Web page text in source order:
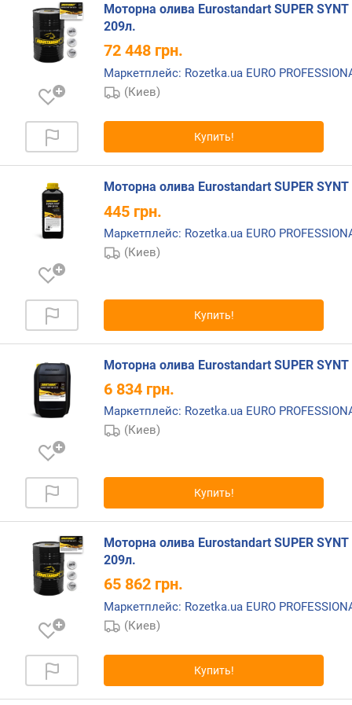
д
л
о
ж
н
б
ъ
е
л
с
о
т
в
с
т
в
е
с
т
н
д
р
а
J
Моторна олива Eurostandart SUPER SYNT
209л.
72 448 грн.
Маркетплейс: Rozetka.ua EURO
(Киев)
Купить!
Моторна олива Eurostandart SUPER
445 грн.
Маркетплейс: Rozetka.ua EURO
(Киев)
Купить!
Моторна олива Eurostandart SUPER
6 834 грн.
Маркетплейс: Rozetka.ua EURO
(Киев)
Купить!
Моторна олива Eurostandart SUPER SYNT
209л.
65 862 грн.
Маркетплейс: Rozetka.ua EURO
(Киев)
Купить!